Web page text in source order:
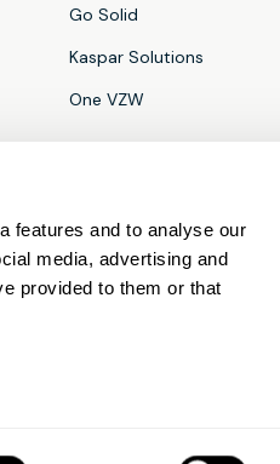
features and to analyse our
media, advertising and
provided to them or that
Go Solid
Kaspar Solutions
One VZW